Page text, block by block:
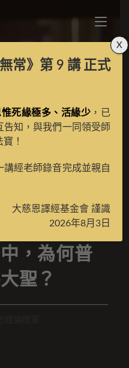
》中，為
被稱為大
，為何普
聖？
常》第 9 講正式
惟死緣極多、活緣少 ，已
告知，與我們一同領受師
！
經老師錄音完成並親自
大慈恩譯經基金會 謹識
2026年8月3日
X